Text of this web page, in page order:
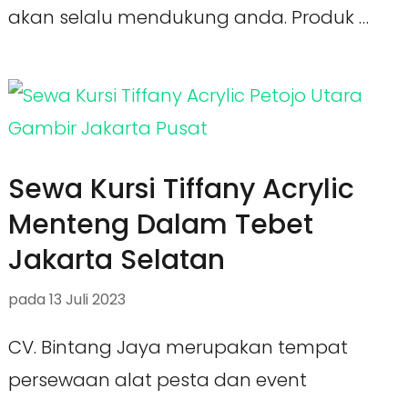
akan selalu mendukung anda. Produk …
Sewa Kursi Tiffany Acrylic
Menteng Dalam Tebet
Jakarta Selatan
pada 13 Juli 2023
CV. Bintang Jaya merupakan tempat
persewaan alat pesta dan event